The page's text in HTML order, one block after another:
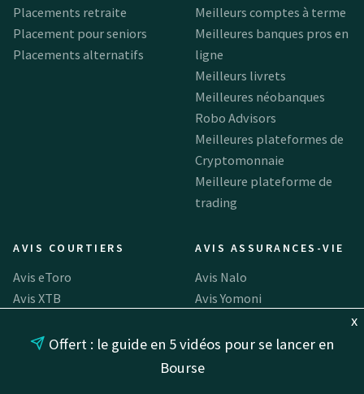
x
Offert : le guide en 5 vidéos pour se lancer en
Bourse
Placements retraite
Placement pour seniors
Placements alternatifs
Meilleurs comptes à terme
Meilleures banques pros en
ligne
Meilleurs livrets
Meilleures néobanques
Robo Advisors
Meilleures plateformes de
Cryptomonnaie
Meilleure plateforme de
trading
AVIS COURTIERS
Avis eToro
Avis XTB
Avis Capital.com
AVIS ASSURANCES-VIE
Avis Nalo
Avis Yomoni
Avis Linxea Avenir